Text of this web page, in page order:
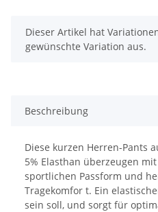
x
Dieser Artikel hat
gewünschte Variation aus.
Beschreibung
Diese kurzen Herren-Pants
5% Elasthan überzeugen
sportlichen Passform und
Tragekomfor t. Ein
sein soll, und sorgt für